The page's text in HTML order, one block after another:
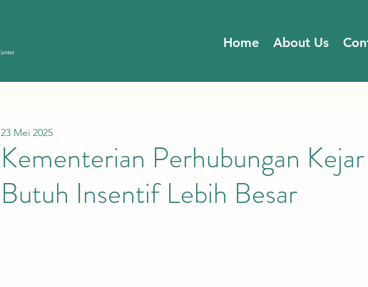
Home About Us
Kementerian Perhubungan
Butuh Insentif Lebih Besar
23 Mei 2025